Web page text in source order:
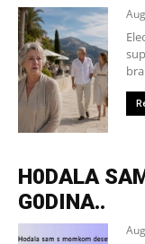
H0DALA
G0DINA..